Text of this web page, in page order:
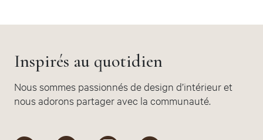
Inspirés au quotidien
Nous sommes passionnés de design d’intérieur et
nous adorons partager avec la communauté.